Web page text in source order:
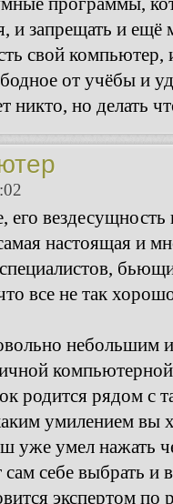
и запрещать и ещё
свой
от учёбы и
никто, но делать
его
настоящая и
все не так
небольшим
родится рядом с
умилением вы
уже умел нажать
себе выбрать и
экспертом